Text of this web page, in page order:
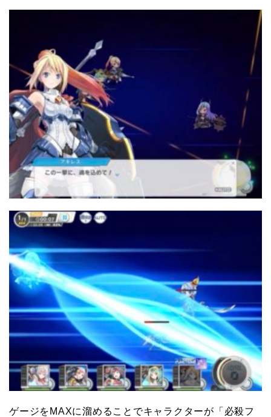
ゲージをMAXに溜めることでキャラクターが「必殺フ